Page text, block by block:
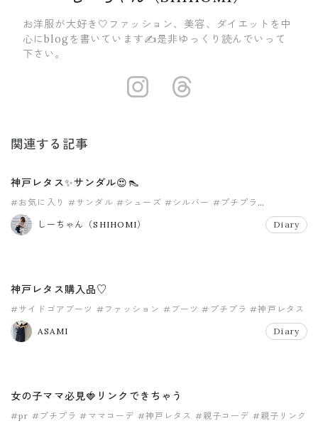
お洋服が大好き🤍ファッション、美容、ダイエットを中
心にblogを書いています✍️是非ゆっくり読んでいって
下さい。
https://
関連する記事
神戸レタス✨サンダル😍👠
#お気に入り #サンダル #シューズ #シルバー #プチプラ
#神戸レタス
しーちゃん（SHIHOMI）
Diary
神戸レタス購入品♡
#サイドゴアブーツ #ファッション #ブーツ #プチプラ #神戸レタス
#購入品
ASAMI
Diary
女の子ママ必見🍓リンクできちゃう
#pr #プチプラ #ママコーデ #神戸レタス #親子コーデ #親子リンク